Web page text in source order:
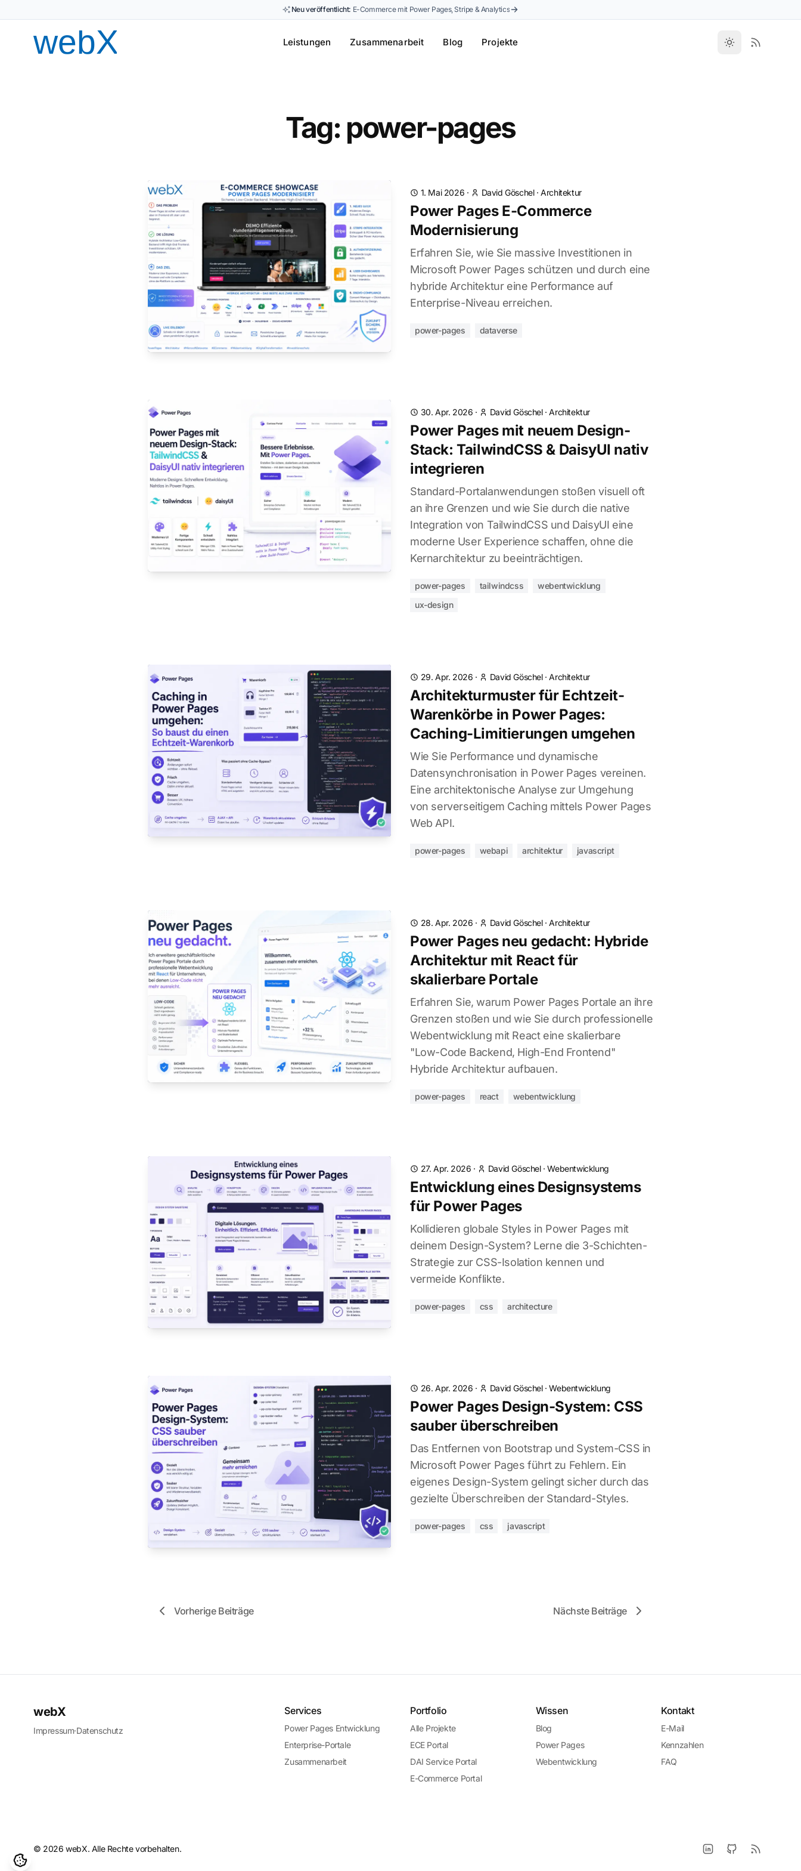
Neu veröffentlicht: E-Commerce mit Power Pages, Stripe & Analytics
Leistungen Zusammenarbeit Blog Projekte
Tag: power-pages
1. Mai 2026 · David Göschel·Architektur
Power Pages E-Commerce
Modernisierung
Erfahren Sie, wie Sie massive Investitionen in
Microsoft Power Pages schützen und durch eine
hybride Architektur eine Performance auf
Enterprise-Niveau erreichen.
power-pages dataverse
30. Apr. 2026 · David Göschel·Architektur
Power Pages mit neuem Design-
Stack: TailwindCSS & DaisyUI nativ
integrieren
Standard-Portalanwendungen stoßen visuell oft
an ihre Grenzen und wie Sie durch die native
Integration von TailwindCSS und DaisyUI eine
moderne User Experience schaffen, ohne die
Kernarchitektur zu beeinträchtigen.
power-pages tailwindcss
webentwicklung
ux-design
29. Apr. 2026 · David Göschel·Architektur
Architekturmuster für Echtzeit-
Warenkörbe in Power Pages:
Caching-Limitierungen umgehen
Wie Sie Performance und dynamische
Datensynchronisation in Power Pages vereinen.
Eine architektonische Analyse zur Umgehung
von serverseitigem Caching mittels Power Pages
Web API.
power-pages webapi architektur javascript
28. Apr. 2026 · David Göschel·Architektur
Power Pages neu gedacht: Hybride
Architektur mit React für
skalierbare Portale
Erfahren Sie, warum Power Pages Portale an ihre
Grenzen stoßen und wie Sie durch professionelle
Webentwicklung mit React eine skalierbare
"Low-Code Backend, High-End Frontend"
Hybride Architektur aufbauen.
power-pages react webentwicklung
27. Apr. 2026 · David Göschel·Webentwicklung
Entwicklung eines Designsystems
für Power Pages
Kollidieren globale Styles in Power Pages mit
deinem Design-System? Lerne die 3-Schichten-
Strategie zur CSS-Isolation kennen und
vermeide Konflikte.
power-pages css architecture
26. Apr. 2026 · David Göschel·Webentwicklung
Power Pages Design-System: CSS
sauber überschreiben
Das Entfernen von Bootstrap und System-CSS in
Microsoft Power Pages führt zu Fehlern. Ein
eigenes Design-System gelingt sicher durch das
gezielte Überschreiben der Standard-Styles.
power-pages css javascript
Vorherige Beiträge Nächste Beiträge
webX
Impressum·Datenschutz
Services
Power Pages Entwicklung
Enterprise-Portale
Zusammenarbeit
Portfolio
Alle Projekte
ECE Portal
DAI Service Portal
E-Commerce Portal
Wissen
Blog
Power Pages
Webentwicklung
Kontakt
E-Mail
Kennzahlen
FAQ
© 2026 webX. Alle Rechte vorbehalten.